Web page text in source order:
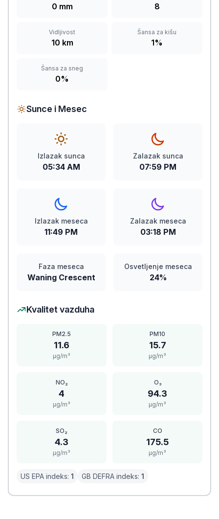
0 mm 8
Vidljivost
10 km
Šansa za kišu
1%
Šansa za sneg
0%
Sunce i Mesec
Izlazak sunca
05:34 AM
Zalazak sunca
07:59 PM
Izlazak meseca
11:49 PM
Zalazak meseca
03:18 PM
Faza meseca
Waning Crescent
Osvetljenje meseca
24%
Kvalitet vazduha
PM2.5
11.6
μg/m³
PM10
15.7
μg/m³
NO₂
4
μg/m³
O₃
94.3
μg/m³
SO₂
4.3
μg/m³
CO
175.5
μg/m³
US EPA indeks: 1 GB DEFRA indeks: 1